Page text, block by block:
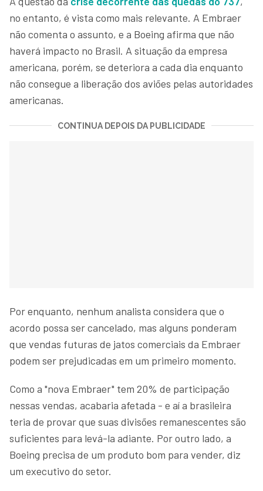
no entanto, é vista como mais relevante. A Embraer
não comenta o assunto, e a Boeing afirma que não
haverá impacto no Brasil. A situação da empresa
americana, porém, se deteriora a cada dia enquanto
não consegue a liberação dos aviões pelas autoridades
americanas.
CONTINUA DEPOIS DA PUBLICIDADE
Por enquanto, nenhum analista considera que o
acordo possa ser cancelado, mas alguns ponderam
que vendas futuras de jatos comerciais da Embraer
podem ser prejudicadas em um primeiro momento.
Como a "nova Embraer" tem 20% de participação
nessas vendas, acabaria afetada - e aí a brasileira
teria de provar que suas divisões remanescentes são
suficientes para levá-la adiante. Por outro lado, a
Boeing precisa de um produto bom para vender, diz
um executivo do setor.